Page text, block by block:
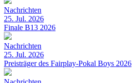
Nachrichten
25. Jul. 2026
Finale B13 2026
Nachrichten
25. Jul. 2026
Preisträger des Fairplay-Pokal Boys 2026